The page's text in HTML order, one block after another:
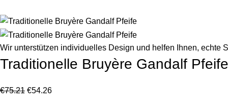
Wir unterstützen individuelles Design und helfen Ihnen, echte
Traditionelle Bruyère Gandalf Pfeife
€75.21 €54.26